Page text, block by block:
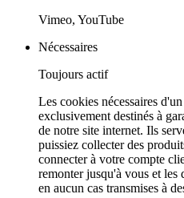
Vimeo, YouTube
Nécessaires
Toujours actif
Les cookies nécessaires
exclusivement destinés à
de notre site internet. Ils
puissiez collecter des
connecter à votre compte
remonter jusqu'à vous et les
en aucun cas transmises à